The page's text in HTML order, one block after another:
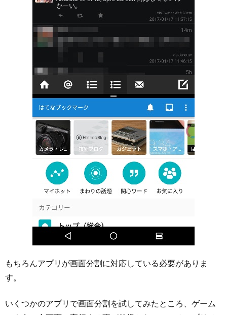
もちろんアプリが画面分割に対応している必要がありま
す。
いくつかのアプリで画面分割を試してみたところ、ゲーム